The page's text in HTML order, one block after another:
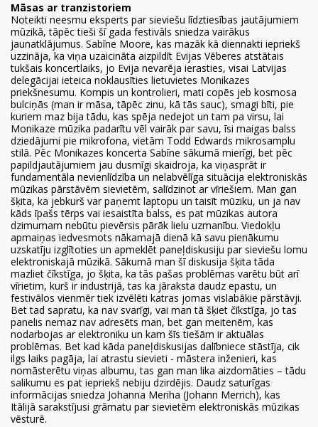
Māsas ar tranzistoriem
Noteikti neesmu eksperts par sieviešu līdztiesības jautājumiem
mūzikā, tāpēc tieši šī gada festivāls sniedza vairākus
jaunatklājumus. Sabīne Moore, kas mazāk kā diennakti iepriekš
uzzināja, ka viņa uzaicināta aizpildīt Evijas Vēberes atstātais
tukšais koncertlaiks, jo Evija nevarēja ierasties, visai Latvijas
delegācijai ieteica noklausīties lietuvietes Monikazes
priekšnesumu. Kompis un kontrolieri, mati copēs jeb kosmosa
bulciņās (man ir māsa, tāpēc zinu, kā tās sauc), smagi bīti, pie
kuriem maz bija tādu, kas spēja nedejot un tam pa virsu, lai
Monikaze mūzika padarītu vēl vairāk par savu, īsi maigas balss
dziedājumi pie mikrofona, vietām Todd Edwards mikrosamplu
stilā. Pēc Monikazes koncerta Sabīne sākumā mierīgi, bet pēc
papildjautājumiem jau dusmīgi skaidroja, ka viņasprāt ir
fundamentāla nevienlīdzība un nelabvēlīga situācija elektroniskās
mūzikas pārstāvēm sievietēm, salīdzinot ar vīriešiem. Man gan
šķita, ka jebkurš var paņemt laptopu un taisīt mūziku, un ja nav
kāds īpašs tērps vai iesaistīta balss, es pat mūzikas autora
dzimumam nebūtu pievērsis pārāk lielu uzmanību. Viedokļu
apmaiņas iedvesmots nākamajā dienā kā savu pienākumu
uzskatīju izglītoties un apmeklēt paneļdiskusiju par sieviešu lomu
elektroniskajā mūzikā. Sākumā man šī diskusija šķita tāda
mazliet čīkstīga, jo šķita, ka tās pašas problēmas varētu būt arī
vīrietim, kurš ir industrijā, tas ka jāraksta daudz epastu, un
festivālos vienmēr tiek izvēlēti katras jomas vislabākie pārstāvji.
Bet tad sapratu, ka nav svarīgi, vai man tā šķiet čīkstīga, jo tas
panelis nemaz nav adresēts man, bet gan meitenēm, kas
nodarbojas ar elektroniku un kam šīs tiešām ir aktuālas
problēmas. Bet kad kāda paneļdiskusijas dalībniece stāstīja, cik
ilgs laiks pagāja, lai atrastu sievieti - māstera inženieri, kas
nomāsterētu viņas albumu, tas gan man lika aizdomāties – tādu
salikumu es pat iepriekš nebiju dzirdējis. Daudz saturīgas
informācijas sniedza Johanna Meriha (Johann Merrich), kas
Itālijā sarakstījusi grāmatu par sievietēm elektroniskās mūzikas
vēsturē.